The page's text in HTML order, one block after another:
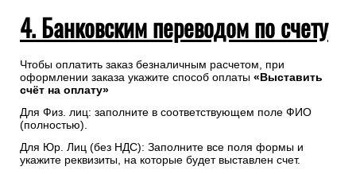
4. Банковским переводом по счету
Чтобы оплатить заказ безналичным расчетом, при
оформлении заказа укажите способ оплаты «Выставить
счёт на оплату»
Для Физ. лиц: заполните в соответствующем поле ФИО
(полностью).
Для Юр. Лиц (без НДС): Заполните все поля формы и
укажите реквизиты, на которые будет выставлен счет.